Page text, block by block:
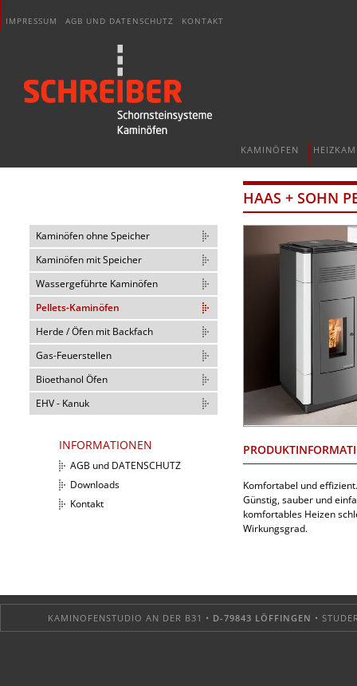
IMPRESSUM AGB UND DATENSCHUTZ KONTAKT
KAMINÖFEN
Kaminöfen ohne Speicher
Kaminöfen mit Speicher
Wassergeführte Kaminöfen
Pellets-Kaminöfen
Herde / Öfen mit Backfach
Gas-Feuerstellen
Bioethanol Öfen
EHV - Kanuk
HAAS + SOHN
Komfortabel und effizient.
Günstig, sauber und
komfortables Heizen
Wirkungsgrad.
INFORMATIONEN
AGB und DATENSCHUTZ
Downloads
Kontakt
KAMINOFENSTUDIO AN DER B31 • D-79843 LÖFFINGEN •